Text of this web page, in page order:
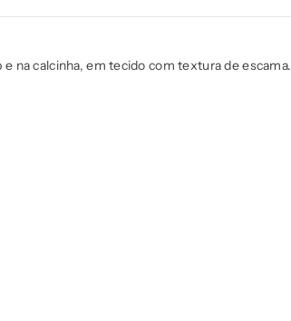
na calcinha, em tecido com textura de escama.